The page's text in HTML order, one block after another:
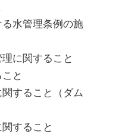
水管理条例の施
に関すること
と
すること（ダム
すること